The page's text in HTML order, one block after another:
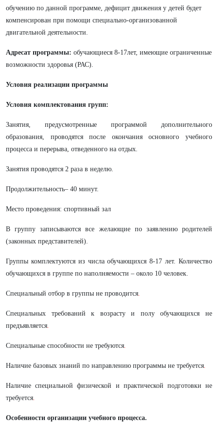
обучению по данной программе, дефицит движения у детей будет
компенсирован при помощи специально-организованной
двигательной деятельности.
Адресат программы: обучающиеся 8-17лет, имеющие ограниченные
возможности здоровья (РАС).
Условия реализации программы
Условия комплектования групп:
Занятия, предусмотренные программой дополнительного
образования, проводятся после окончания основного учебного
процесса и перерыва, отведенного на отдых.
Занятия проводятся 2 раза в неделю.
Продолжительность– 40 минут.
Место проведения: спортивный зал
В группу записываются все желающие по заявлению родителей
(законных представителей).
Группы комплектуются из числа обучающихся 8-17 лет. Количество
обучающихся в группе по наполняемости – около 10 человек.
Специальный отбор в группы не проводится.
Специальных требований к возрасту и полу обучающихся не
предъявляется.
Специальные способности не требуются.
Наличие базовых знаний по направлению программы не требуется.
Наличие специальной физической и практической подготовки не
требуется.
Особенности организации учебного процесса.